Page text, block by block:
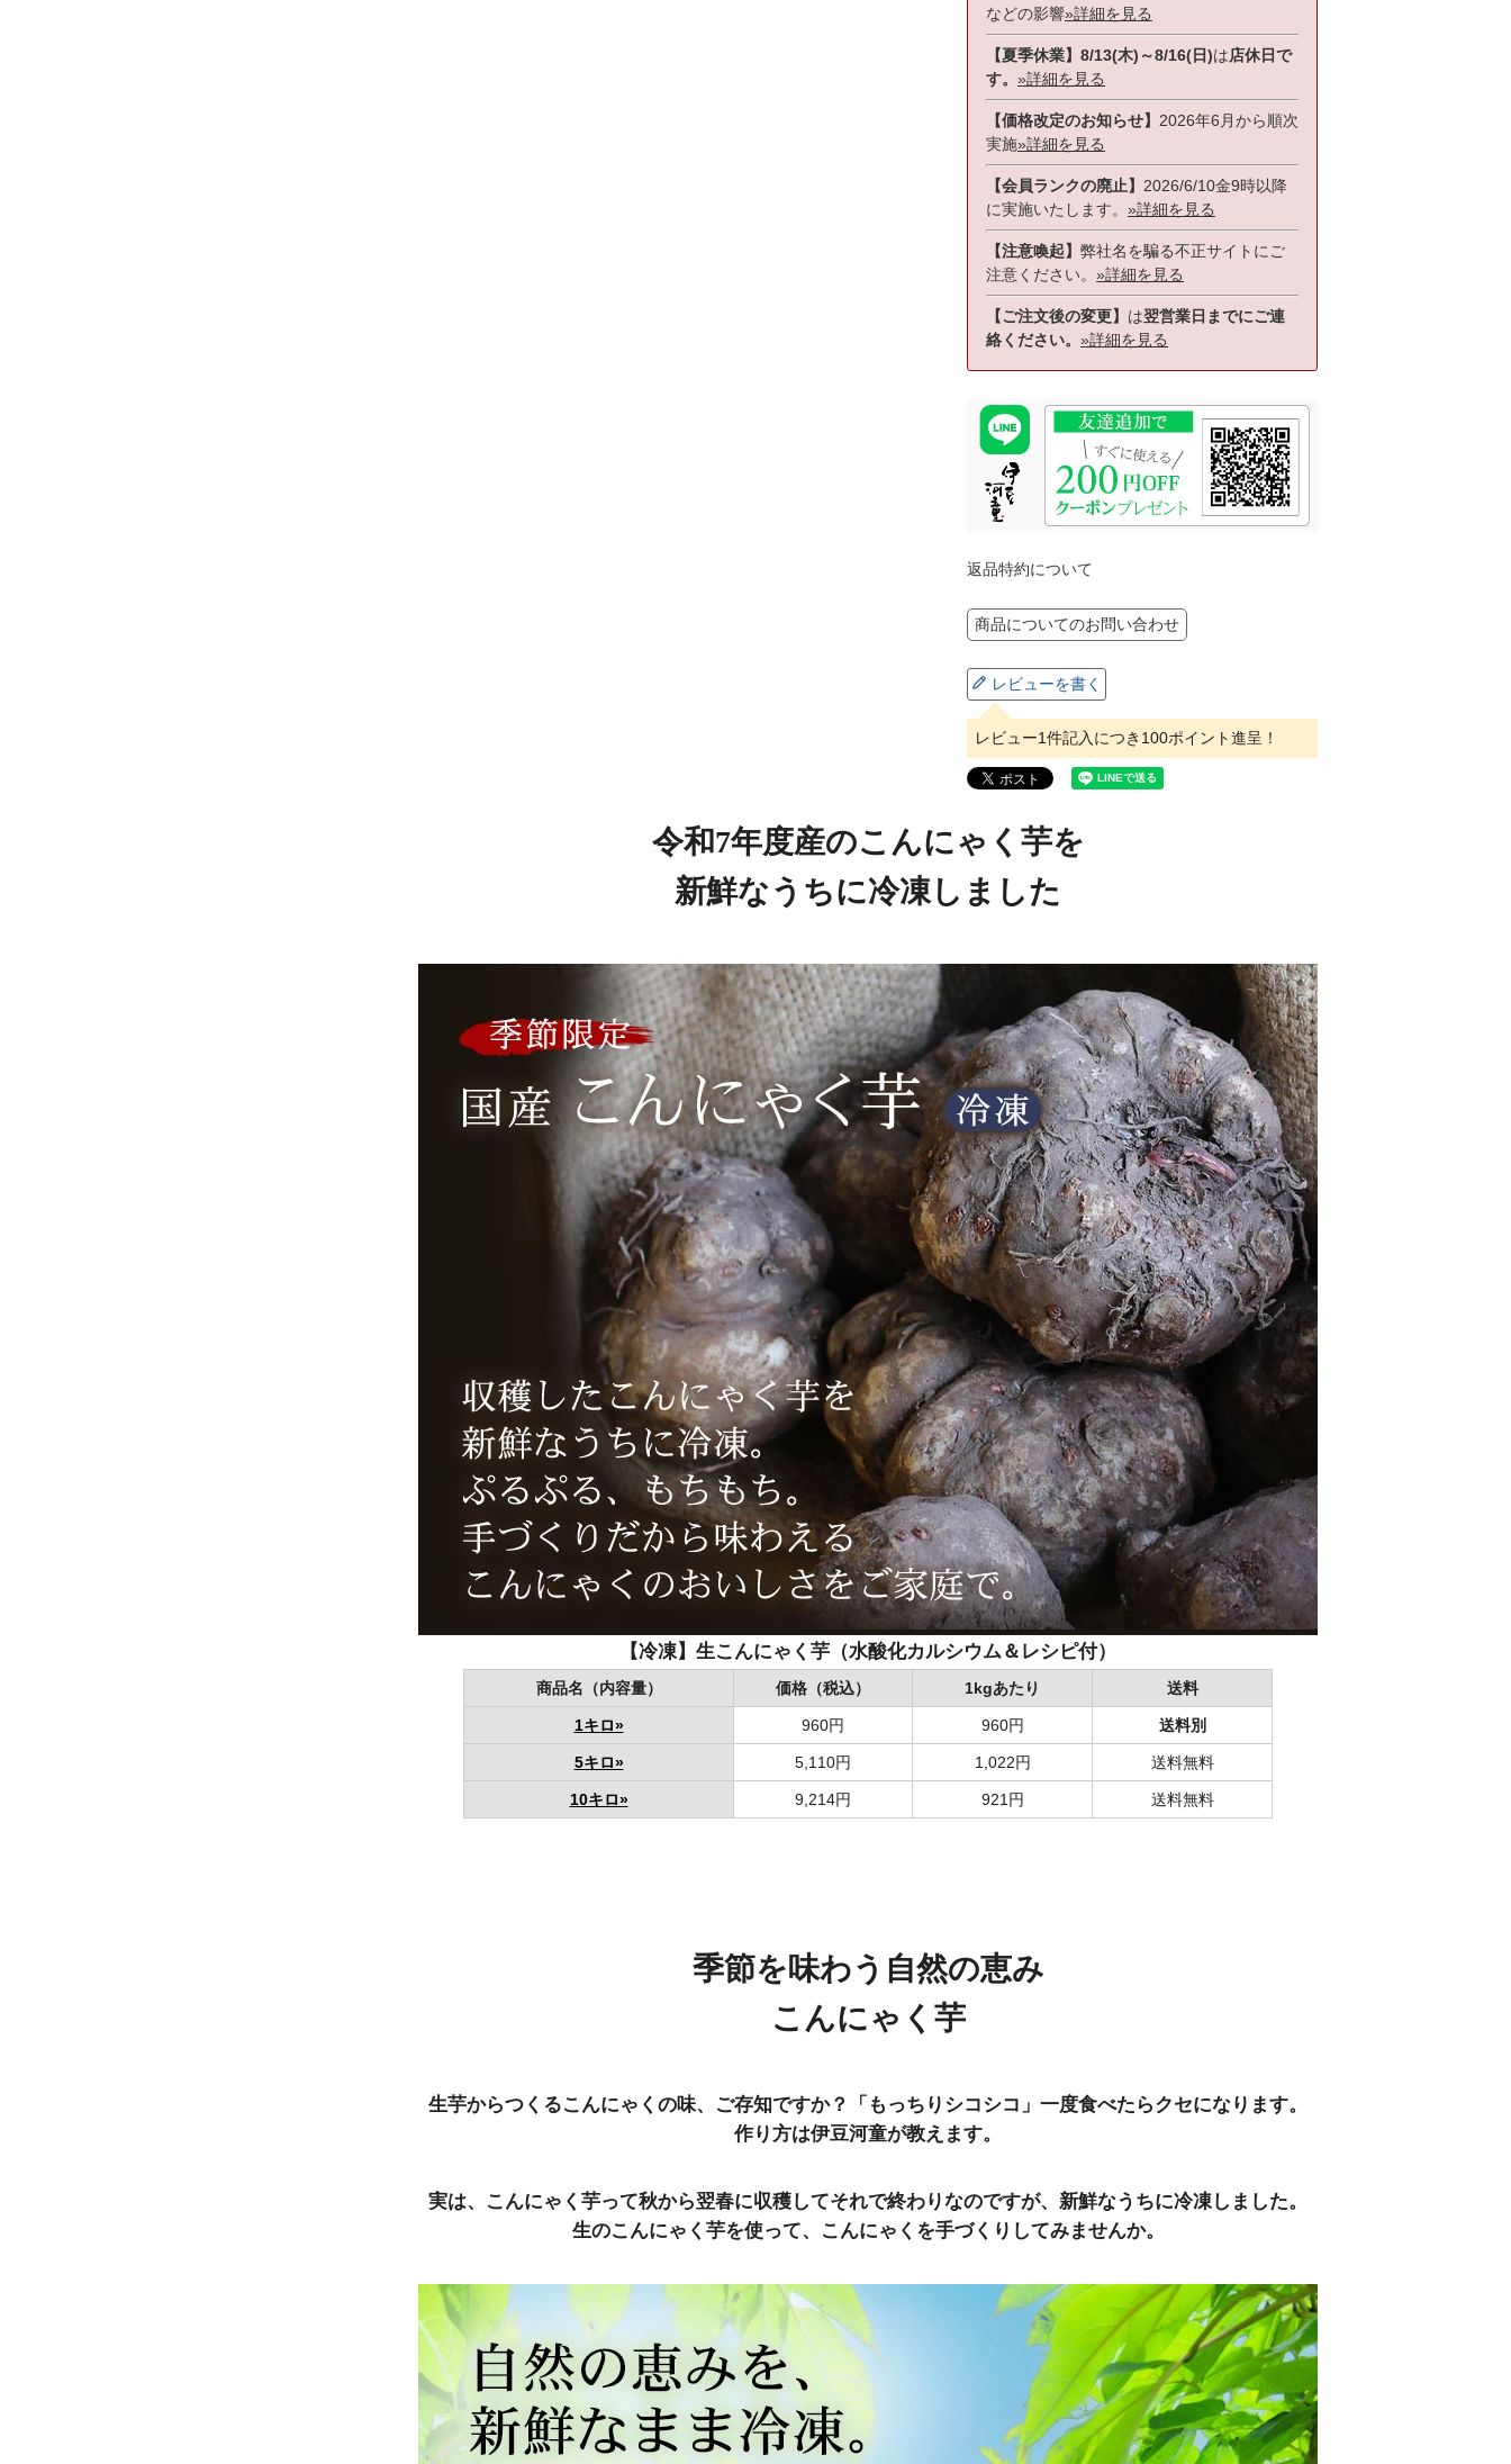
などの影響»詳細を見る
【夏季休業】8/13(木)～8/16(日)は店休日で
す。 »詳細を見る
【価格改定のお知らせ】 2026年6月から順次
実施»詳細を見る
【会員ランクの廃止】 2026/6/10金9時以降
に実施いたします。 »詳細を見る
【注意喚起】 弊社名を騙る不正サイトにご
注意ください。 »詳細を見る
【ご注文後の変更】 は翌営業日までにご連
絡ください。 »詳細を見る
返品特約について
商品についてのお問い合わせ
レビューを書く
レビュー1件記入につき100ポイント進呈！
令和7年度産のこんにゃく芋を
新鮮なうちに冷凍しました
【冷凍】生こんにゃく芋（水酸化カルシウム＆レシピ付）
商品名（内容量） 価格（税込） 1kgあたり 送料
1キロ» 960円 960円 送料別
5キロ» 5,110円 1,022円 送料無料
10キロ» 9,214円 921円 送料無料
季節を味わう自然の恵み
こんにゃく芋
生芋からつくるこんにゃくの味、ご存知ですか？「もっちりシコシコ」一度食べたらクセになります。
作り方は伊豆河童が教えます。
実は、こんにゃく芋って秋から翌春に収穫してそれで終わりなのですが、新鮮なうちに冷凍しました。
生のこんにゃく芋を使って、こんにゃくを手づくりしてみませんか。